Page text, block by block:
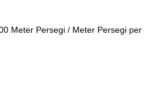
Meter Persegi / Meter Persegi per